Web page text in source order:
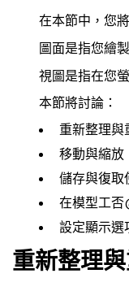
在本節中，您
圖面是指您繪
視圖是指在您
本節將討論：
重新整理與
移動與縮放
儲存與復取
在模型工否
設定顯示選
重新整理